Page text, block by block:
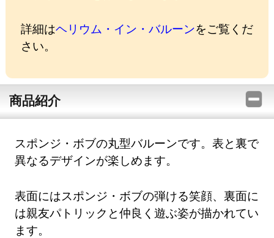
詳細はヘリウム・イン・バルーンをご覧くだ
さい。
商品紹介
スポンジ・ボブの丸型バルーンです。表と裏で
異なるデザインが楽しめます。
表面にはスポンジ・ボブの弾ける笑顔、裏面に
は親友パトリックと仲良く遊ぶ姿が描かれてい
ます。